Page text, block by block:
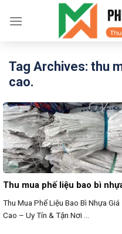
Tag Archives: thu
cao.
Thu mua phế liệu bao bì
Thu Mua Phế Liệu Bao Bì Nhựa Giá
Cao – Uy Tín & Tận Nơi ...